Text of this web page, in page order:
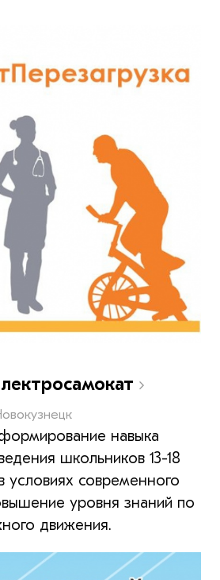
навыка
школьников 13-18
условиях современного
уровня знаний по
движения.